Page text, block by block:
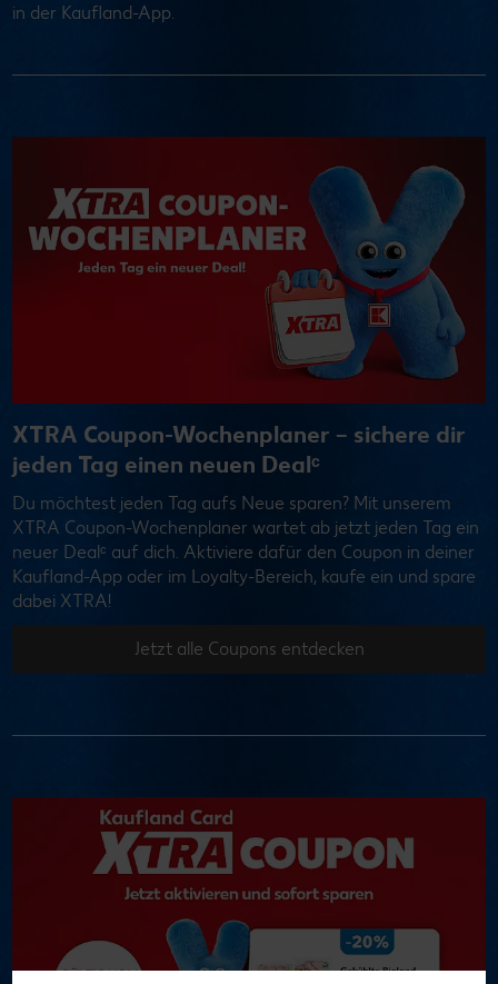
in der Kaufland-App.
XTRA Coupon-Wochenplaner – sichere dir
jeden Tag einen neuen Dealᶜ
Du möchtest jeden Tag aufs Neue sparen? Mit unserem
XTRA Coupon-Wochenplaner wartet ab jetzt jeden Tag ein
neuer Dealᶜ auf dich. Aktiviere dafür den Coupon in deiner
Kaufland-App oder im Loyalty-Bereich, kaufe ein und spare
dabei XTRA!
Jetzt alle Coupons entdecken